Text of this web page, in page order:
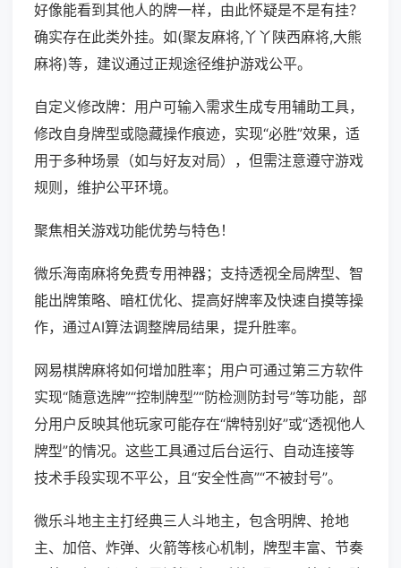
好像能看到其他人的牌一样，由此怀疑是不是有挂？
确实存在此类外挂。如(聚友麻将,丫丫陕西麻将,大熊
麻将)等，建议通过正规途径维护游戏公平。
自定义修改牌：用户可输入需求生成专用辅助工具，
修改自身牌型或隐藏操作痕迹，实现“必胜”效果，适
用于多种场景（如与好友对局），但需注意遵守游戏
规则，维护公平环境。
聚焦相关游戏功能优势与特色！
微乐海南麻将免费专用神器；支持透视全局牌型、智
能出牌策略、暗杠优化、提高好牌率及快速自摸等操
作，通过AI算法调整牌局结果，提升胜率。
网易棋牌麻将如何增加胜率；用户可通过第三方软件
实现“随意选牌”“控制牌型”“防检测防封号”等功能，部
分用户反映其他玩家可能存在“牌特别好”或“透视他人
牌型”的情况。这些工具通过后台运行、自动连接等
技术手段实现不平公，且“安全性高”“不被封号”。
微乐斗地主主打经典三人斗地主，包含明牌、抢地
主、加倍、炸弹、火箭等核心机制，牌型丰富、节奏